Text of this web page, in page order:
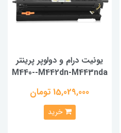
یونیت درام و دولوپر پرینتر
M440--M442dn-M443nda
15,029,000 تومان
خرید